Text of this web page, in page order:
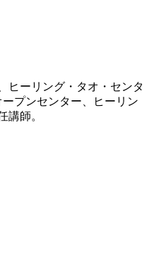
ヒーリング・タオ・センタ
プンセンター、ヒーリン
講師。